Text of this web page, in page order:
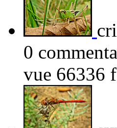
0
vue 66336